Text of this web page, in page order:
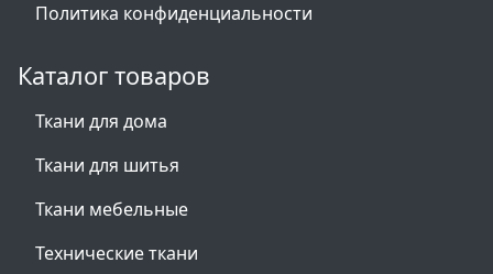
Политика конфиденциальности
Каталог товаров
Ткани для дома
Ткани для шитья
Ткани мебельные
Технические ткани